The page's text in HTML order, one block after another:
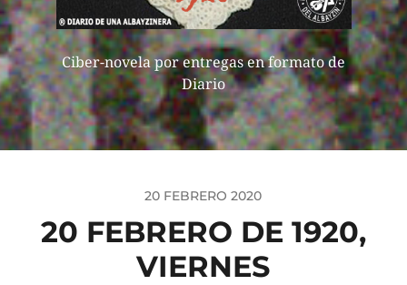
Ciber-novela por entregas en formato de
Diario
20 FEBRERO 2020
20 FEBRERO DE 1920,
VIERNES